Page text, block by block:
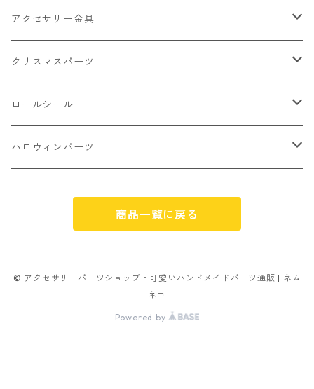
パン
ゼリー
フルーツ系 野菜果物
お花
ミニパーツ ネイル
雑貨系
カボチャ
クラック
ソロバン型
アルファベット
スノーフレーク
フレーム
2㎜
不透明
3㎜
不透明タイプ
ミックスタイプ
4㎜
アクセサリー金具
カラー丸カン
10㎜
ボールチップ
ピアスパーツ
つぶし玉
クリスマスパーツ
プラチャーム
デコパーツ 貼り付けパーツ
ステッカー シール
アクリルビーズ
ロールシール
サンキュー
アニマル
ハロウィンパーツ
その他
商品一覧に戻る
© アクセサリーパーツショップ・可愛いハンドメイドパーツ通販 | ネム
ネコ
Powered by